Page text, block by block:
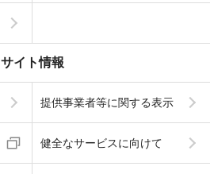
サイト情報
提供事業者等に関する表示
健全なサービスに向けて